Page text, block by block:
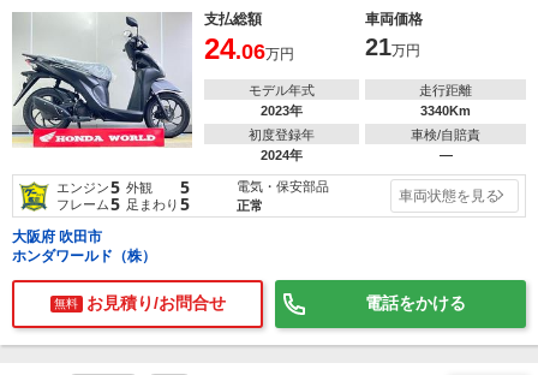
支払総額
車両価格
24.06万円 21万円
モデル年式
2023年
走行距離
3340Km
初度登録年
2024年
車検/自賠責
―
エンジン5 外観 5
フレーム5 足まわり 5
電気・保安部品
正常
車両状態を見る
大阪府 吹田市
ホンダワールド（株）
無料 お見積り/お問合せ 電話をかける